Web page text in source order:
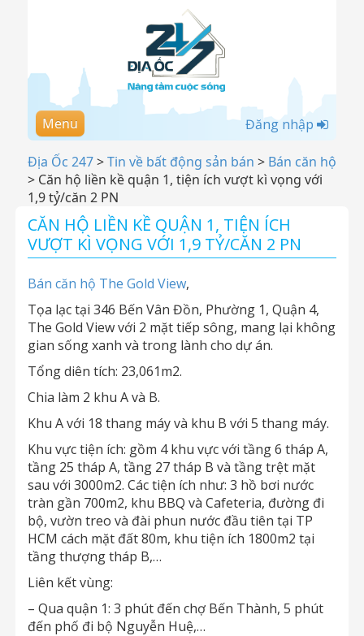
Menu Đăng nhập
Địa Ốc 247>Tin về bất động sản bán > Bán căn hộ
> Căn hộ liền kề quận 1, tiện ích vượt kì vọng với
1,9 tỷ/căn 2 PN
CĂN HỘ LIỀN KỀ QUẬN 1, TIỆN ÍCH
VƯỢT KÌ VỌNG VỚI 1,9 TỶ/CĂN 2 PN
Bán căn hộ The Gold View,
Tọa lạc tại 346 Bến Vân Đồn, Phường 1, Quận 4,
The Gold View với 2 mặt tiếp sông, mang lại không
gian sống xanh và trong lành cho dự án.
Tổng diên tích: 23,061m2.
Chia làm 2 khu A và B.
Khu A với 18 thang máy và khu B với 5 thang máy.
Khu vực tiện ích: gồm 4 khu vực với tầng 6 tháp A,
tầng 25 tháp A, tầng 27 tháp B và tầng trệt mặt
sau với 3000m2. Các tiện ích như: 3 hồ bơi nước
tràn gần 700m2, khu BBQ và Cafeteria, đường đi
bộ, vườn treo và đài phun nước đầu tiên tại TP
HCM cách mặt đất 80m, khu tiện ích 1800m2 tại
tầng thượng tháp B,…
Liên kết vùng:
– Qua quận 1: 3 phút đến chợ Bến Thành, 5 phút
đến phố đi bộ Nguyễn Huệ,…